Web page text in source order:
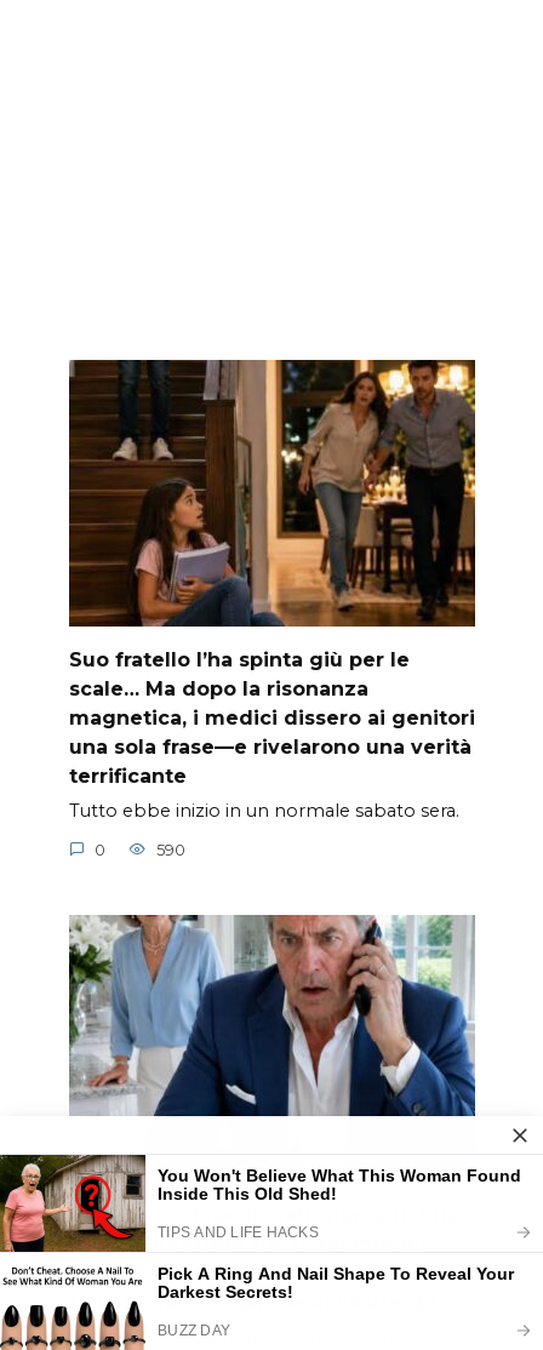
Suo fratello l’ha spinta giù per le
scale… Ma dopo la risonanza
magnetica, i medici dissero ai genitori
una sola frase—e rivelarono una verità
terrificante
Tutto ebbe inizio in un normale sabato sera.
0 590
Due giorni dopo il matrimonio di mio
figlio, il direttore del ristorante mi
chiamò e disse: “Abbiamo
ricontrollato le riprese di sicurezza.
Deve vederle con i suoi occhi.” Poi mi disse di